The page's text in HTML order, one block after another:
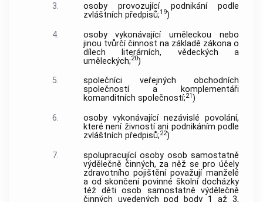
3.
osoby provozující podnikání podle
zvláštních předpisů;19)
4.
osoby vykonávající uměleckou nebo
jinou tvůrčí činnost na základě zákona o
dílech literárních, vědeckých a
uměleckých;20)
5.
společníci veřejných obchodních
společností a komplementáři
komanditních společností;21)
6.
osoby vykonávající nezávislé povolání,
které není živností ani podnikáním podle
zvláštních předpisů;22)
7.
spolupracující osoby osob samostatně
výdělečně činných, za něž se pro účely
zdravotního pojištění považují manželé
a od skončení povinné školní docházky
též děti osob samostatně výdělečně
činných uvedených pod body 1 až 3,